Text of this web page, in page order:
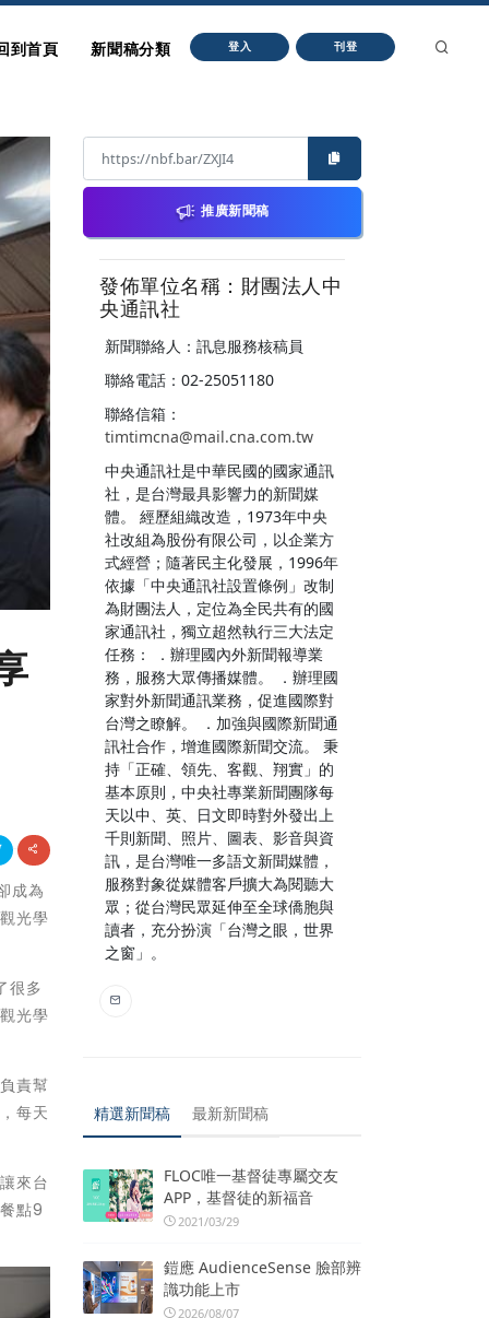
到首頁 新聞稿分類 登入 刊登
成為
光學
很多
光學
責幫
每天
來台
點9
推廣新聞稿
發佈單位名稱：財團法人中
央通訊社
新聞聯絡人：訊息服務核稿員
聯絡電話：02-25051180
聯絡信箱：
timtimcna@mail.cna.com.tw
中央通訊社是中華民國的國家通訊
社，是台灣最具影響力的新聞媒
體。 經歷組織改造，1973年中央
社改組為股份有限公司，以企業方
式經營；隨著民主化發展，1996年
依據「中央通訊社設置條例」改制
為財團法人，定位為全民共有的國
家通訊社，獨立超然執行三大法定
任務： ．辦理國內外新聞報導業
務，服務大眾傳播媒體。 ．辦理國
家對外新聞通訊業務，促進國際對
台灣之瞭解。 ．加強與國際新聞通
訊社合作，增進國際新聞交流。 秉
持「正確、領先、客觀、翔實」的
基本原則，中央社專業新聞團隊每
天以中、英、日文即時對外發出上
千則新聞、照片、圖表、影音與資
訊，是台灣唯一多語文新聞媒體，
服務對象從媒體客戶擴大為閱聽大
眾；從台灣民眾延伸至全球僑胞與
讀者，充分扮演「台灣之眼，世界
之窗」。
精選新聞稿 最新新聞稿
FLOC唯一基督徒專屬交友
APP，基督徒的新福音
2021/03/29
鎧應 AudienceSense 臉部辨
識功能上市
2026/08/07